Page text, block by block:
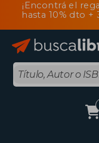
¡Encontrá el
hasta 10% dto